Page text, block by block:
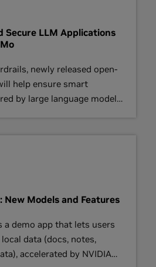
Secure LLM Applications
newly released open-
help ensure smart
by large language models
New Models and Features
a demo app that lets users
data (docs, notes,
accelerated by NVIDIA